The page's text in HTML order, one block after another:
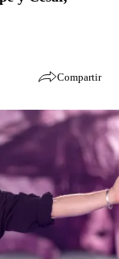
Compartir